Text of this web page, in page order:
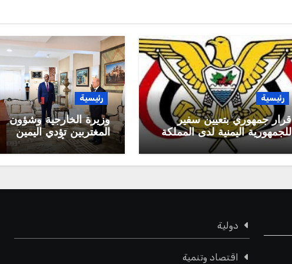
رئيسية
قرار جمهوري بتعيين سفير
للجمهورية اليمنية لدى المملكة
العربية السعودية
رئيسية
وزيرة الخارجية وشؤون
المغتربين تؤدي اليمين
الدستورية أمام رئيس
دولية
اقتصاد وتنمية